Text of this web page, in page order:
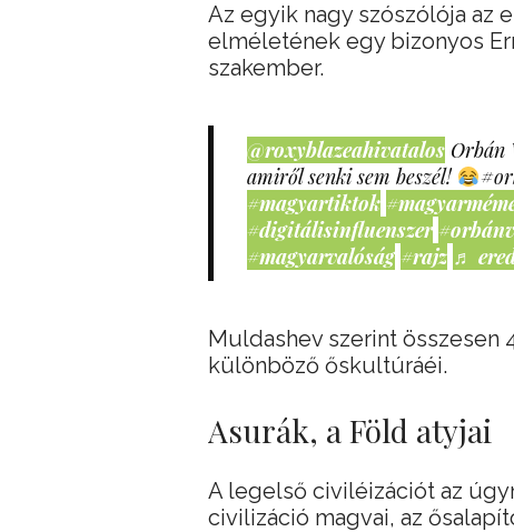
Az egyik nagy szószólója
elméletének egy bizonyos
szakember.
@roxyblazeahivatalos Orbán
amiről senki sem beszél!
#magyartiktok
#digitálisinfluenszer
#magyarvalóság #rajz ♬
Muldashev szerint összesen
különböző őskultúráéi.
Asurák, a Föld atyjai
A legelső civiléizációt az
civilizáció magvai, az